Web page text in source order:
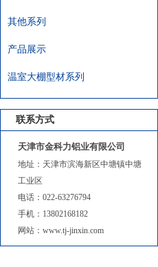
其他系列
产品展示
温室大棚型材系列
联系方式
天津市金科力铝业有限公司
地址：天津市滨海新区中塘镇中塘
工业区
电话：022-63276794
手机：13802168182
网站：www.tj-jinxin.com